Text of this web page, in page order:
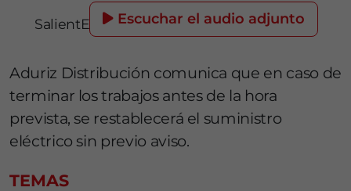
SalientE Escuchar el audio adjunto
Aduriz Distribución comunica que en caso de
terminar los trabajos antes de la hora
prevista, se restablecerá el suministro
eléctrico sin previo aviso.
TEMAS